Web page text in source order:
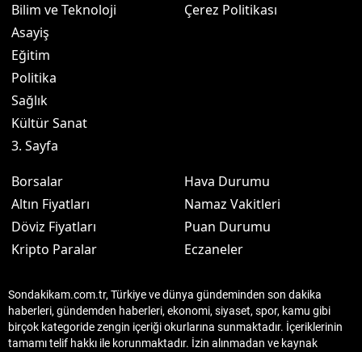
Bilim ve Teknoloji
Asayiş
Eğitim
Politika
Sağlık
Kültür Sanat
3. Sayfa
Çerez Politikası
Borsalar
Altın Fiyatları
Döviz Fiyatları
Kripto Paralar
Hava Durumu
Namaz Vakitleri
Puan Durumu
Eczaneler
Sondakikam.com.tr, Türkiye ve dünya gündeminden son dakika
haberleri, gündemden haberleri, ekonomi, siyaset, spor, kamu gibi
birçok kategoride zengin içeriği okurlarına sunmaktadır. İçeriklerinin
tamamı telif hakkı ile korunmaktadır. İzin alınmadan ve kaynak